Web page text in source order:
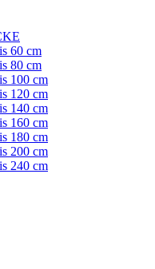
60 cm
80 cm
100 cm
120 cm
140 cm
160 cm
180 cm
200 cm
240 cm